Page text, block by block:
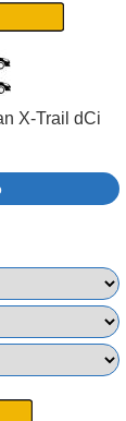
X-Trail dCi